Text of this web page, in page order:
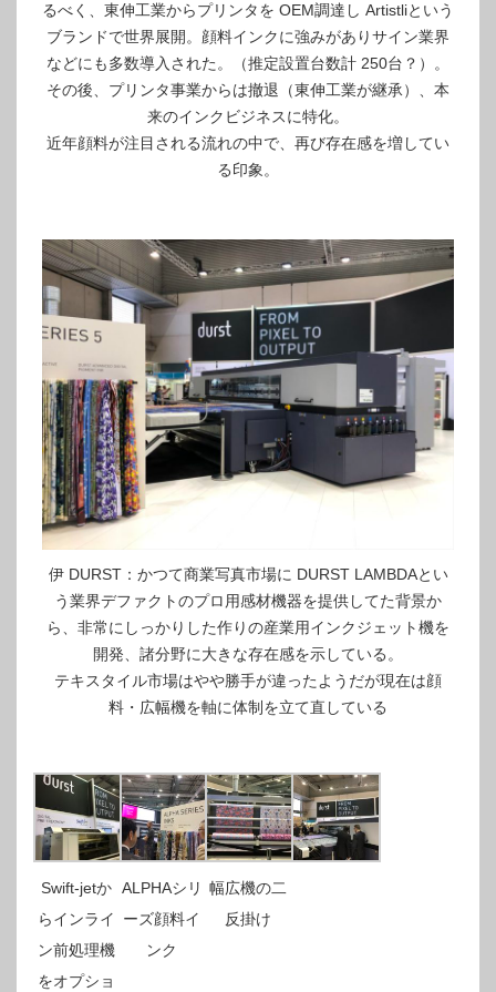
るべく、東伸工業からプリンタを OEM調達し Artistliという
ブランドで世界展開。顔料インクに強みがありサイン業界
などにも多数導入された。（推定設置台数計 250台？）。
その後、プリンタ事業からは撤退（東伸工業が継承）、本
来のインクビジネスに特化。
近年顔料が注目される流れの中で、再び存在感を増してい
る印象。
伊 DURST：かつて商業写真市場に DURST LAMBDAとい
う業界デファクトのプロ用感材機器を提供してた背景か
ら、非常にしっかりした作りの産業用インクジェット機を
開発、諸分野に大きな存在感を示している。
テキスタイル市場はやや勝手が違ったようだが現在は顔
料・広幅機を軸に体制を立て直している
Swift-jetか
らインライ
ン前処理機
をオプショ
ALPHAシリ
ーズ顔料イ
ンク
幅広機の二
反掛け